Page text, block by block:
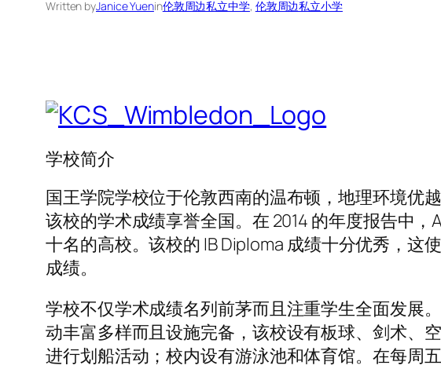
Written byJanice Yuenin伦敦周边私立中学, 伦敦周边私立小学
学校简介
国王学院学校位于伦敦西南的温布顿，地理环境优
该校的学术成绩享誉全国。在 2014 的年度报告中
十名的高校。该校的 IB Diploma 成绩十分优秀，这
成绩。
学校不仅学术成绩名列前茅而且注重学生全面发展
动丰富多样而且设施完备，该校设有板球、剑术、
进行划船活动；校内设有游泳池和体育馆。在每周